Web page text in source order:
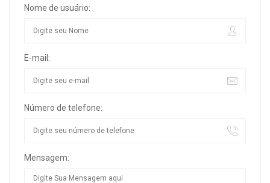
Nome de usuário:
E-mail:
Número de telefone:
Mensagem: